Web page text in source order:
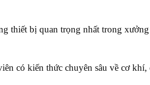
thiết bị quan trọng nhất trong xưởng
có kiến thức chuyên sâu về cơ khí,